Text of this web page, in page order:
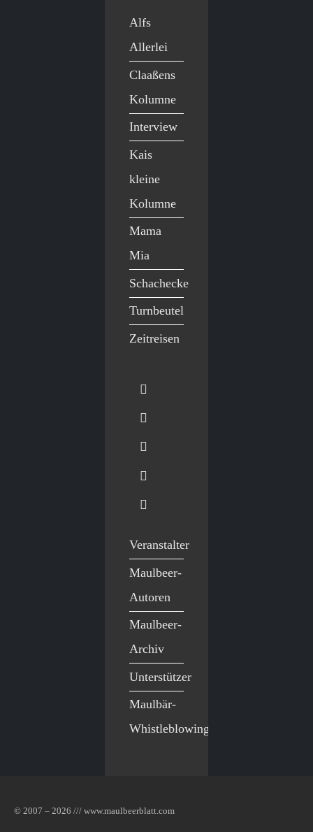
Alfs
Allerlei
Claaßens
Kolumne
Interview
Kais
kleine
Kolumne
Mama
Mia
Schachecke
Turnbeutel
Zeitreisen
Veranstalter
Maulbeer-
Autoren
Maulbeer-
Archiv
Unterstützer
Maulbär-
Whistleblowing
© 2007 – 2026 /// www.maulbeerblatt.com